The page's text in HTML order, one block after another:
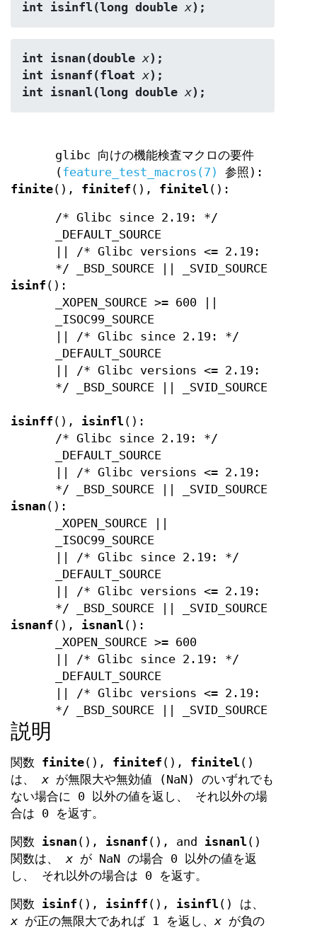
int isinfl(long double x);
int isnan(double x);
int isnanf(float x);
int isnanl(long double x);
glibc 向けの機能検査マクロの要件
(feature_test_macros(7)
参照):
finite(), finitef (), finitel ():
/* Glibc since 2.19: */
_DEFAULT_SOURCE
|| /* Glibc versions <= 2.19:
*/ _BSD_SOURCE || _SVID_SOURCE
isinf ():
_XOPEN_SOURCE >= 600 ||
_ISOC99_SOURCE
|| /* Glibc since 2.19: */
_DEFAULT_SOURCE
|| /* Glibc versions <= 2.19:
*/ _BSD_SOURCE || _SVID_SOURCE
isinff (), isinfl ():
/* Glibc since 2.19: */
_DEFAULT_SOURCE
|| /* Glibc versions <= 2.19:
*/ _BSD_SOURCE || _SVID_SOURCE
isnan ():
_XOPEN_SOURCE ||
_ISOC99_SOURCE
|| /* Glibc since 2.19: */
_DEFAULT_SOURCE
|| /* Glibc versions <= 2.19:
*/ _BSD_SOURCE || _SVID_SOURCE
isnanf (), isnanl ():
_XOPEN_SOURCE >= 600
|| /* Glibc since 2.19: */
_DEFAULT_SOURCE
|| /* Glibc versions <= 2.19:
*/ _BSD_SOURCE || _SVID_SOURCE
説明
関数 finite(), finitef (), finitel ()
は、 x が無限大や無効値 (NaN) のいずれでも
ない場合に 0 以外の値を返し、 それ以外の場
合は 0 を返す。
関数 isnan (), isnanf (), and isnanl ()
関数は、 x が NaN の場合 0 以外の値を返
し、 それ以外の場合は 0 を返す。
関数 isinf (), isinff (), isinfl () は、
x が正の無限大であれば 1 を返し、 x が負の